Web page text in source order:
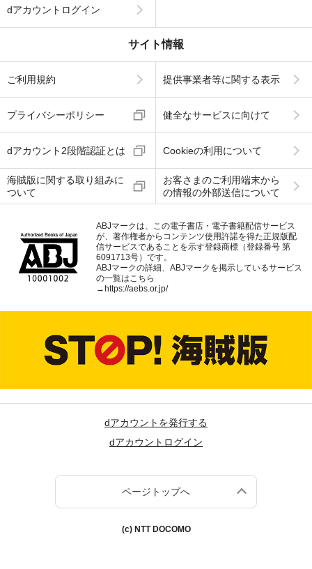
dアカウントログイン
サイト情報
ご利用規約 提供事業者等に関する表示
プライバシーポリシー 健全なサービスに向けて
dアカウント2段階認証とは Cookieの利用について
海賊版に関する取り組みに
ついて
お客さまのご利用端末から
の情報の外部送信について
ABJマークは、この電子書店・電子書籍配信サービス
が、著作権者からコンテンツ使用許諾を得た正規版配
信サービスであることを示す登録商標（登録番号 第
6091713号）です。
ABJマークの詳細、ABJマークを掲示しているサービス
の一覧はこちら
→https://aebs.or.jp/
dアカウントを発行する
dアカウントログイン
ページトップへ
(c) NTT DOCOMO